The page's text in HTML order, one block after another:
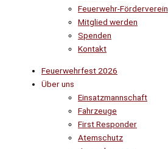
Feuerwehr-Förderverein
Mitglied werden
Spenden
Kontakt
Feuerwehrfest 2026
Über uns
Einsatzmannschaft
Fahrzeuge
First Responder
Atemschutz